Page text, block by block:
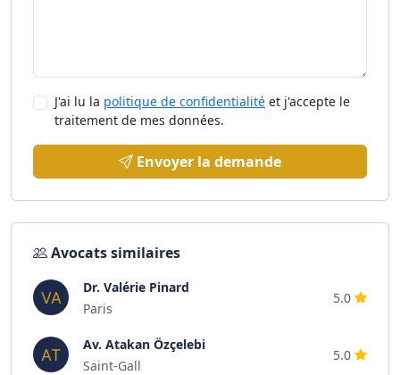
J'ai lu la politique de confidentialité et j'accepte le
traitement de mes données.
Envoyer la demande
Avocats similaires
Dr. Valérie Pinard
Paris
5.0
Av. Atakan Özçelebi
Saint-Gall
5.0